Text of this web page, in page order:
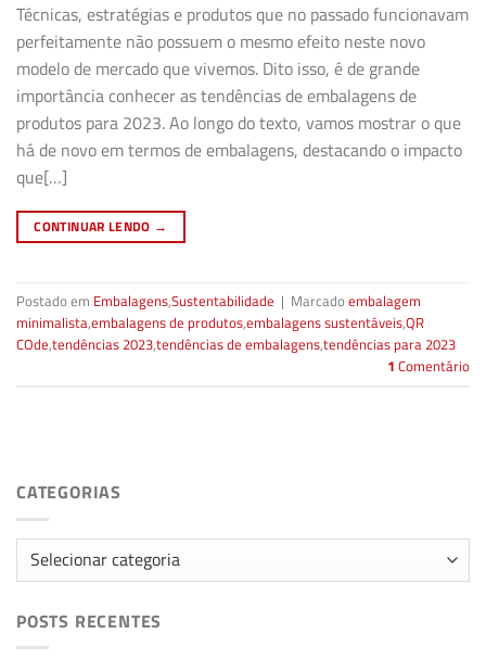
Técnicas, estratégias e produtos que no passado funcionavam
perfeitamente não possuem o mesmo efeito neste novo
modelo de mercado que vivemos. Dito isso, é de grande
importância conhecer as tendências de embalagens de
produtos para 2023. Ao longo do texto, vamos mostrar o que
há de novo em termos de embalagens, destacando o impacto
que[…]
CONTINUAR LENDO →
Postado em Embalagens,Sustentabilidade | Marcadoembalagem
minimalista,embalagens de produtos,embalagens sustentáveis,QR
COde,tendências 2023,tendências de embalagens,tendências para 2023
1 Comentário
CATEGORIAS
Categorias
POSTS RECENTES